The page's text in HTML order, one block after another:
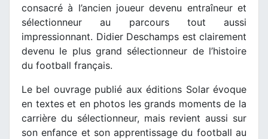
consacré à l’ancien joueur devenu entraîneur et
sélectionneur au parcours tout aussi
impressionnant. Didier Deschamps est clairement
devenu le plus grand sélectionneur de l’histoire
du football français.
Le bel ouvrage publié aux éditions Solar évoque
en textes et en photos les grands moments de la
carrière du sélectionneur, mais revient aussi sur
son enfance et son apprentissage du football au